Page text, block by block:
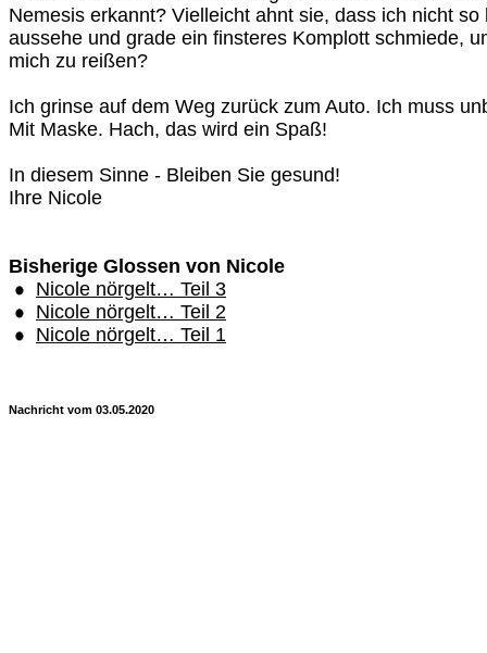
Nemesis erkannt? Vielleicht ahnt sie, dass ich nicht
aussehe und grade ein finsteres Komplott schmiede,
mich zu reißen?
Ich grinse auf dem Weg zurück zum Auto. Ich muss
Mit Maske. Hach, das wird ein Spaß!
In diesem Sinne - Bleiben Sie gesund!
Ihre Nicole
Bisherige Glossen von Nicole
Nicole nörgelt… Teil 3
Nicole nörgelt… Teil 2
Nicole nörgelt… Teil 1
Nachricht vom 03.05.2020